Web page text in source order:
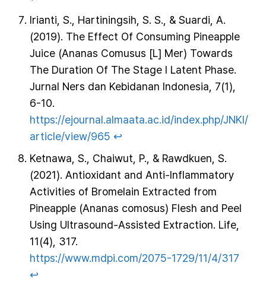
Irianti, S., Hartiningsih, S. S., & Suardi, A.
(2019). The Effect Of Consuming Pineapple
Juice (Ananas Comusus [L] Mer) Towards
The Duration Of The Stage I Latent Phase.
Jurnal Ners dan Kebidanan Indonesia, 7(1),
6-10.
https://ejournal.almaata.ac.id/index.php/JNKI/
article/view/965 ↩︎
Ketnawa, S., Chaiwut, P., & Rawdkuen, S.
(2021). Antioxidant and Anti-Inflammatory
Activities of Bromelain Extracted from
Pineapple (Ananas comosus) Flesh and Peel
Using Ultrasound-Assisted Extraction. Life,
11(4), 317.
https://www.mdpi.com/2075-1729/11/4/317
↩︎